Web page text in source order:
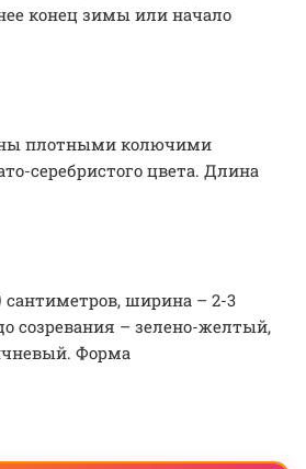
конец зимы или начало
плотными колючими
серебристого цвета. Длина
ширина – 2-3
созревания – зелено-желтый,
Форма